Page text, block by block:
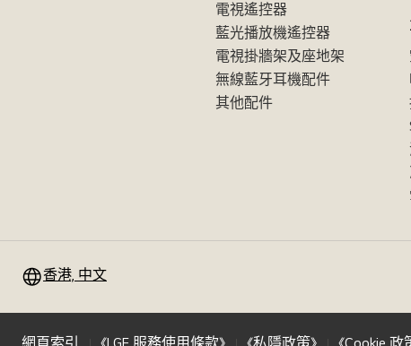
電視遙控器
藍光播放機遙控器
電視掛牆架及座地架
無線藍牙耳機配件
其他配件
香港, 中文